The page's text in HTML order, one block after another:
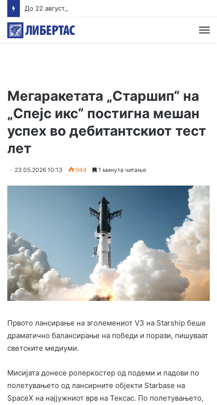
Мегаракетата „Старшип“ на
„Спејс икс“ постигна мешан
успех во дебитантскиот тест
лет
23.05.2026 10:13 944 1 минута читање
Првото лансирање на зголемениот V3 на Starship беше
драматично балансирање на победи и порази, пишуваат
светските медиуми.
Мисијата донесе ролеркостер од подеми и падови по
полетувањето од лансирните објекти Starbase на
SpaceX на најјужниот врв на Тексас. По полетувањето,